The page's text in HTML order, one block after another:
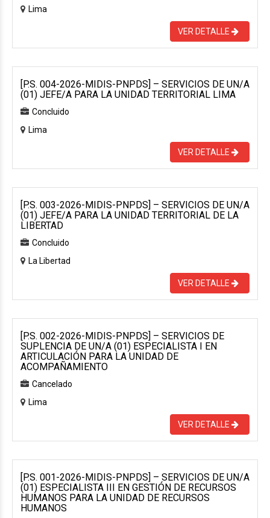
Lima
VER DETALLE
[P.S. 004-2026-MIDIS-PNPDS] – SERVICIOS DE UN/A
(01) JEFE/A PARA LA UNIDAD TERRITORIAL LIMA
Concluido
Lima
VER DETALLE
[P.S. 003-2026-MIDIS-PNPDS] – SERVICIOS DE UN/A
(01) JEFE/A PARA LA UNIDAD TERRITORIAL DE LA
LIBERTAD
Concluido
La Libertad
VER DETALLE
[P.S. 002-2026-MIDIS-PNPDS] – SERVICIOS DE
SUPLENCIA DE UN/A (01) ESPECIALISTA I EN
ARTICULACIÓN PARA LA UNIDAD DE
ACOMPAÑAMIENTO
Cancelado
Lima
VER DETALLE
[P.S. 001-2026-MIDIS-PNPDS] – SERVICIOS DE UN/A
(01) ESPECIALISTA III EN GESTIÓN DE RECURSOS
HUMANOS PARA LA UNIDAD DE RECURSOS
HUMANOS